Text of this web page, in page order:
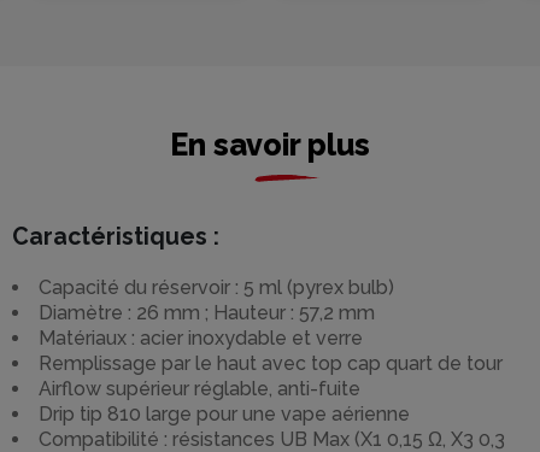
En savoir plus
Caractéristiques :
Capacité du réservoir : 5 ml (pyrex bulb)
Diamètre : 26 mm ; Hauteur : 57,2 mm
Matériaux : acier inoxydable et verre
Remplissage par le haut avec top cap quart de tour
Airflow supérieur réglable, anti-fuite
Drip tip 810 large pour une vape aérienne
Compatibilité : résistances UB Max (X1 0,15 Ω, X3 0,3